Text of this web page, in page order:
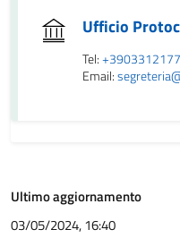
Ufficio
Tel:
Email:
Ultimo aggiornamento
03/05/2024, 16:40